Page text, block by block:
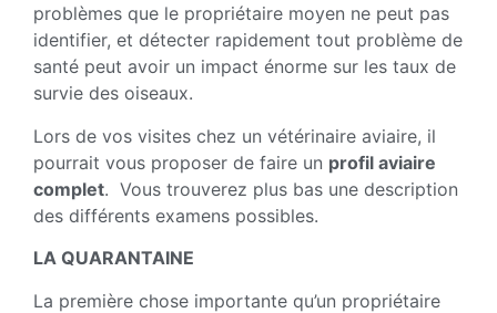
problèmes que le propriétaire moyen ne peut pas
identifier, et détecter rapidement tout problème de
santé peut avoir un impact énorme sur les taux de
survie des oiseaux.
Lors de vos visites chez un vétérinaire aviaire, il
pourrait vous proposer de faire un profil aviaire
complet. Vous trouverez plus bas une description
des différents examens possibles.
LA QUARANTAINE
La première chose importante qu’un propriétaire